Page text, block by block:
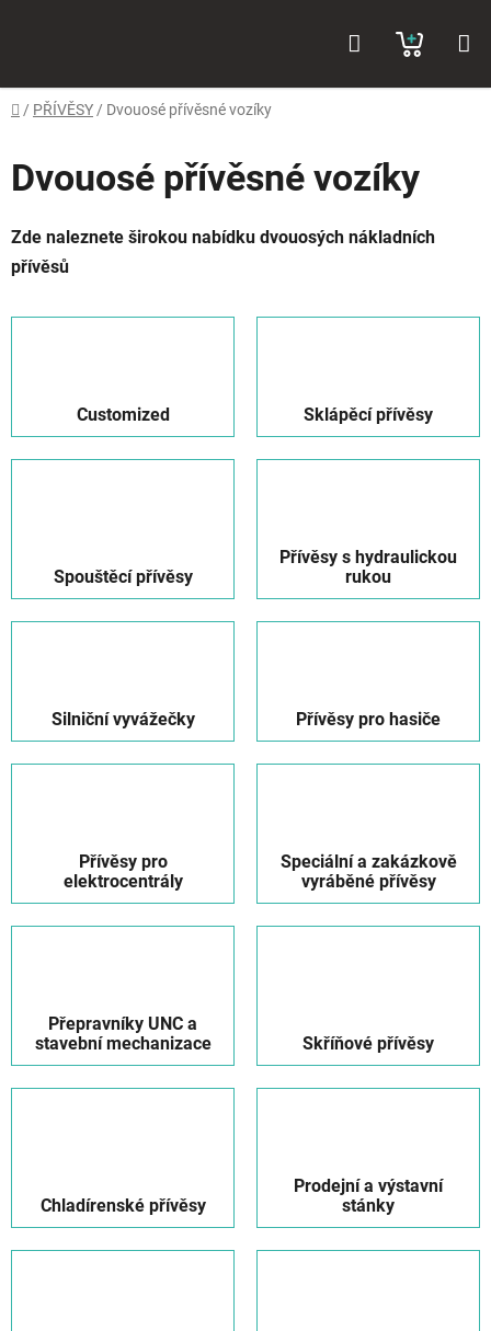
KOŠÍK
Domů
/ PŘÍVĚSY / Dvouosé přívěsné vozíky
Dvouosé přívěsné vozíky
Zde naleznete širokou nabídku dvouosých nákladních
přívěsů
Customized Sklápěcí přívěsy
Spouštěcí přívěsy
Přívěsy s hydraulickou
rukou
Silniční vyvážečky Přívěsy pro hasiče
Přívěsy pro
elektrocentrály
Speciální a zakázkově
vyráběné přívěsy
Přepravníky UNC a
stavební mechanizace
Skříňové přívěsy
Chladírenské přívěsy
Prodejní a výstavní
stánky